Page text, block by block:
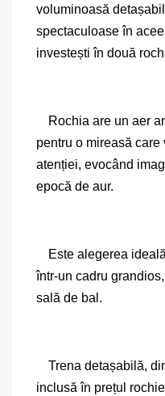
voluminoasă
spectaculoase în
investești în două
Rochia are un aer
pentru o mireasă care
atenției, evocând
epocă de aur.
Este alegerea
într-un cadru
sală de bal.
Trena detașabilă,
inclusă în prețul